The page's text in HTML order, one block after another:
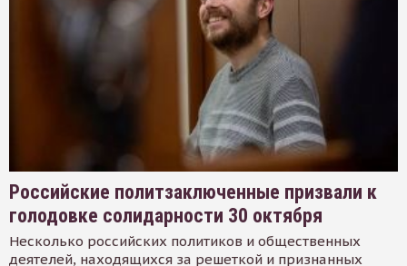
Российские политзаключенные призвали к
голодовке солидарности 30 октября
Несколько российских политиков и общественных
деятелей, находящихся за решеткой и признанных